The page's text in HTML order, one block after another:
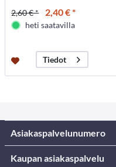
2,60 € * 2,40 € *
heti saatavilla
Tiedot
Asiakaspalvelunumero
Kaupan asiakaspalvelu